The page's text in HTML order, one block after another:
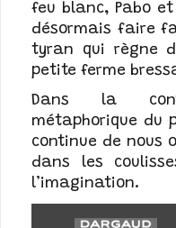
feu blanc, Pabo
désormais faire
tyran qui règne
petite ferme
Dans la
métaphorique du
continue de nous
dans les
l’imagination.